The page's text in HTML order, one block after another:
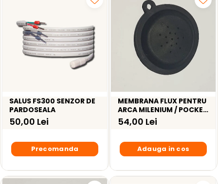
SALUS FS300 SENZOR DE
PARDOSEALA
50,00 Lei
Precomanda
MEMBRANA FLUX PENTRU
ARCA MILENIUM / POCKET
I - MEM033P1
54,00 Lei
Adauga in cos